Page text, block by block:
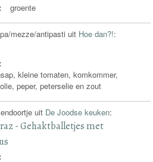
groente
mezze/antipasti uit Hoe dan?!:
kleine tomaten, komkommer,
peper, peterselie en zout
uit De Joodse keuken:
- Gehaktballetjes met